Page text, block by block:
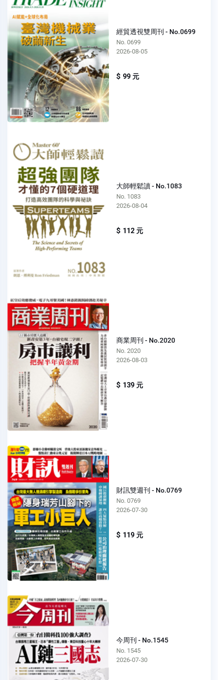
經貿透視雙周刊 - No.0699
No. 0699
2026-08-05
$ 99 元
大師輕鬆讀 - No.1083
No. 1083
2026-08-04
$ 112 元
商業周刊 - No.2020
No. 2020
2026-08-03
$ 139 元
財訊雙週刊 - No.0769
No. 0769
2026-07-30
$ 119 元
今周刊 - No.1545
No. 1545
2026-07-30